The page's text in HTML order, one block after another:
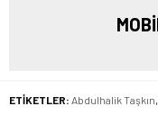
ETİKETLER: Abdulhalik Taşkın,